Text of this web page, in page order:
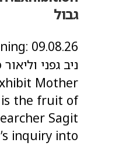
גבול
09.08.26
ניב גפני
Mother
the fruit of
Sagit
inquiry into